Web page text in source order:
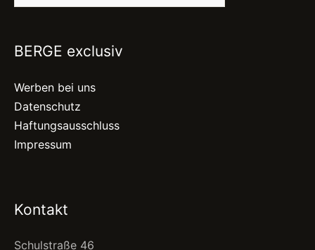
BERGE exclusiv
Werben bei uns
Datenschutz
Haftungsausschluss
Impressum
Kontakt
Schulstraße 46